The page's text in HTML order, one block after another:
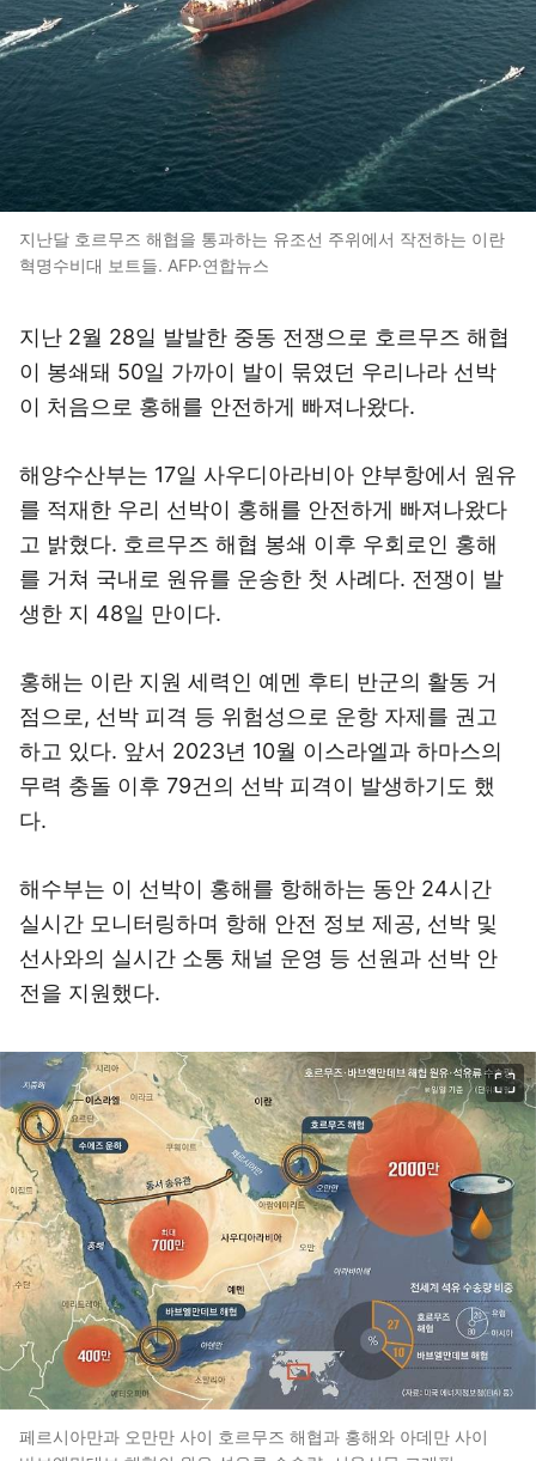
지난달 호르무즈 해협을 통과하는 유조선 주위에서 작전하는 이란
혁명수비대 보트들. AFP·연합뉴스
지난 2월 28일 발발한 중동 전쟁으로 호르무즈 해협
이 봉쇄돼 50일 가까이 발이 묶였던 우리나라 선박
이 처음으로 홍해를 안전하게 빠져나왔다.
해양수산부는 17일 사우디아라비아 얀부항에서 원유
를 적재한 우리 선박이 홍해를 안전하게 빠져나왔다
고 밝혔다. 호르무즈 해협 봉쇄 이후 우회로인 홍해
를 거쳐 국내로 원유를 운송한 첫 사례다. 전쟁이 발
생한 지 48일 만이다.
홍해는 이란 지원 세력인 예멘 후티 반군의 활동 거
점으로, 선박 피격 등 위험성으로 운항 자제를 권고
하고 있다. 앞서 2023년 10월 이스라엘과 하마스의
무력 충돌 이후 79건의 선박 피격이 발생하기도 했
다.
해수부는 이 선박이 홍해를 항해하는 동안 24시간
실시간 모니터링하며 항해 안전 정보 제공, 선박 및
선사와의 실시간 소통 채널 운영 등 선원과 선박 안
전을 지원했다.
페르시아만과 오만만 사이 호르무즈 해협과 홍해와 아데만 사이